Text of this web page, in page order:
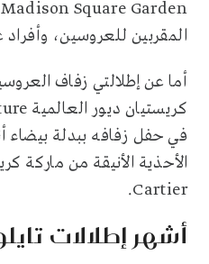
المقربين للعروسين، وأفراد
في حفل زفافه ببدلة
Cartier.
أشهر إطلالات